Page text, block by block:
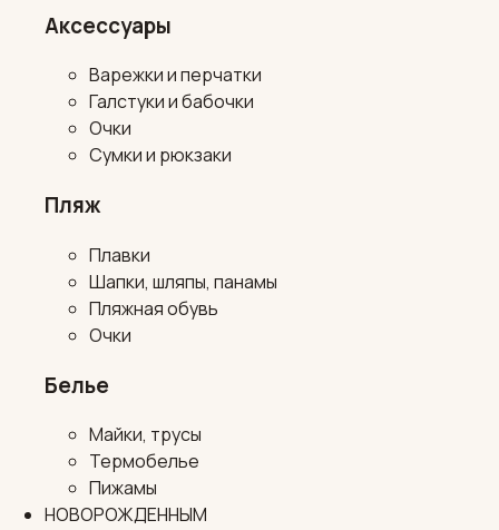
Аксессуары
Варежки и перчатки
Галстуки и бабочки
Очки
Сумки и рюкзаки
Пляж
Плавки
Шапки, шляпы, панамы
Пляжная обувь
Очки
Белье
Майки, трусы
Термобелье
Пижамы
НОВОРОЖДЕННЫМ